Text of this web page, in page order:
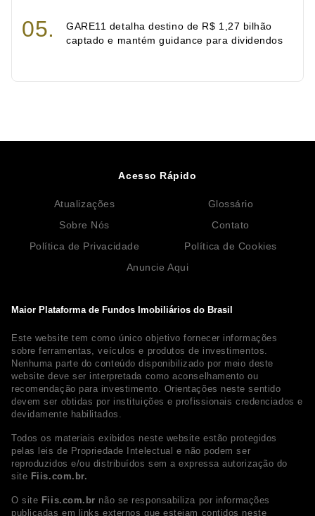
GARE11 detalha destino de R$ 1,27 bilhão
captado e mantém guidance para dividendos
Maior Plataforma de Fundos Imobiliários do Brasil
Este website tem como único objetivo fornecer informações
sobre ferramentas, veículos e produtos de investimentos.
Nenhuma parte do conteúdo disponibilizado por meio deste
website deve ser interpretada como aconselhamento ou
recomendação para investimento. Orientações neste sentido
devem ser obtidas por instituições e profissionais credenciados e
devidamente habilitados.
Todos os materiais exibidos neste website estão protegidos
pelas leis de Propriedade Intelectual e não podem ser
reproduzidos e/ou distribuídos sem a expressa autorização do
site Fiis.com.br.
O site Fiis.com.br não se responsabiliza por informações
publicadas em links externos que estejam contidos neste
Acesso Rápido
Atualizações
Glossário
Sobre Nós
Contato
Política de Privacidade
Política de Cookies
Anuncie Aqui